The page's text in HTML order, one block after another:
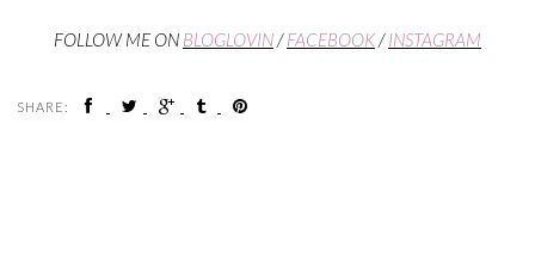
FOLLOW ME ON BLOGLOVIN/FACEBOOK/INSTAGRAM
SHARE: